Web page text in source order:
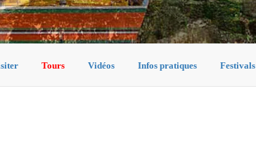
Tours Vidéos Infos pratiques Festivals